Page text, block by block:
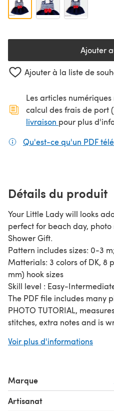
Ajouter
Ajouter à la liste de
Les articles
calcul des frais de port
livraison (s'ouvre dans
pour plus
Qu'est-ce qu'un PDF
Détails du produit
Your Little Lady will looks
perfect for beach day, photo
Shower Gift.
Pattern includes sizes: 0-3
Matterials: 3 colors of DK, 8
mm) hook sizes
Skill level : Easy-
The PDF file includes many
PHOTO TUTORIAL,
stitches, extra notes and is
please feel free to contact me.
any means.
Voir plus d'informations
Marque
Artisanat